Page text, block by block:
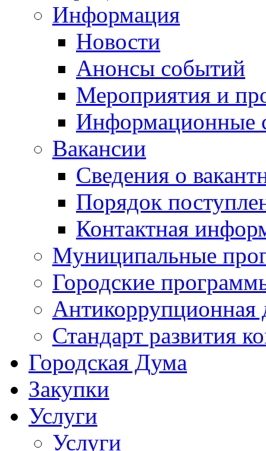
Информация
Новости
Анонсы событий
Мероприятия и
Информационные
Вакансии
Сведения о
Порядок
Контактная
Муниципальные
Городские
Антикоррупционная
Стандарт развития
Городская Дума
Закупки
Услуги
Услуги